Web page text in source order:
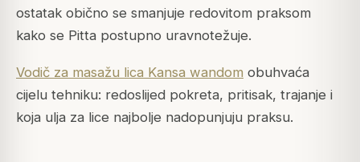
ostatak obično se smanjuje redovitom praksom
kako se Pitta postupno uravnotežuje.
Vodič za masažu lica Kansa wandom obuhvaća
cijelu tehniku: redoslijed pokreta, pritisak, trajanje i
koja ulja za lice najbolje nadopunjuju praksu.